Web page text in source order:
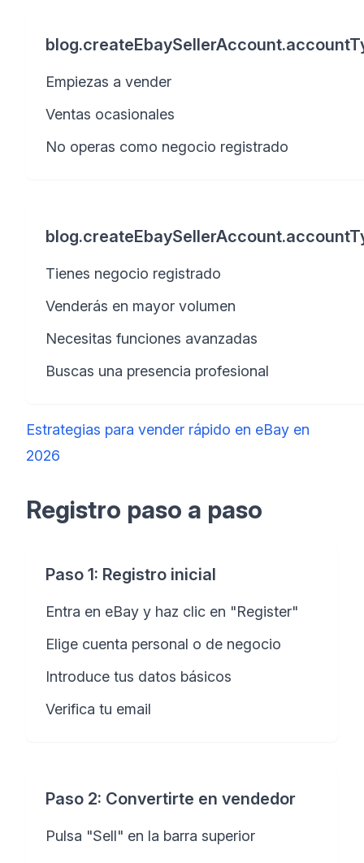
Empiezas a vender
Ventas ocasionales
No operas como negocio registrado
Tienes negocio registrado
Venderás en mayor volumen
Necesitas funciones avanzadas
Buscas una presencia profesional
Estrategias para vender rápido en eBay en
2026
Registro paso a paso
Paso 1: Registro inicial
Entra en eBay y haz clic en "Register"
Elige cuenta personal o de negocio
Introduce tus datos básicos
Verifica tu email
Paso 2: Convertirte en vendedor
Pulsa "Sell" en la barra superior